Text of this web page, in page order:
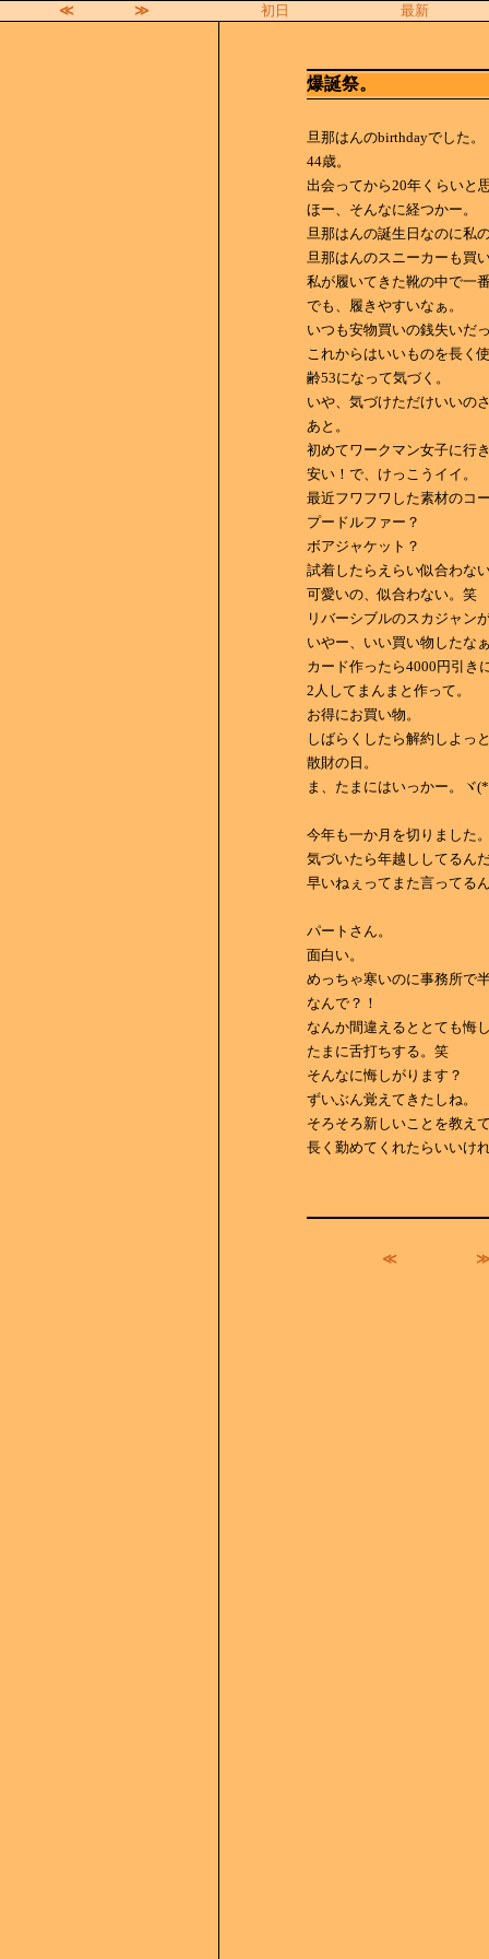
≪ ≫ 初日 最新
爆誕祭。
旦那はんのbirthdayでした。
44歳。
出会ってから20年くらいと
ほー、そんなに経つかー。
旦那はんの誕生日なのに私
旦那はんのスニーカーも買
私が履いてきた靴の中で一
でも、履きやすいなぁ。
いつも安物買いの銭失いだ
これからはいいものを長く
齢53になって気づく。
いや、気づけただけいいの
あと。
初めてワークマン女子に行
安い！で、けっこうイイ。
最近フワフワした素材のコ
プードルファー？
ボアジャケット？
試着したらえらい似合わな
可愛いの、似合わない。笑
リバーシブルのスカジャン
いやー、いい買い物したな
カード作ったら4000円引き
2人してまんまと作って。
お得にお買い物。
しばらくしたら解約しよっ
散財の日。
ま、たまにはいっかー。ヾ
今年も一か月を切りました
気づいたら年越ししてるん
早いねぇってまた言ってる
パートさん。
面白い。
めっちゃ寒いのに事務所で
なんで？！
なんか間違えるととても悔
たまに舌打ちする。笑
そんなに悔しがります？
ずいぶん覚えてきたしね。
そろそろ新しいことを教え
長く勤めてくれたらいいけ
≪